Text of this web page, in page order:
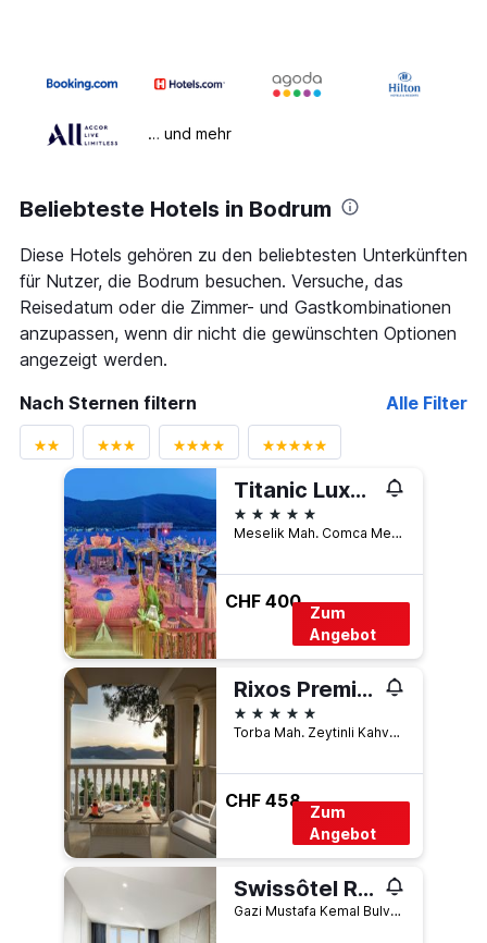
… und mehr
Beliebteste Hotels in Bodrum
Diese Hotels gehören zu den beliebtesten Unterkünften
für Nutzer, die Bodrum besuchen. Versuche, das
Reisedatum oder die Zimmer- und Gastkombinationen
anzupassen, wenn dir nicht die gewünschten Optionen
angezeigt werden.
Nach Sternen filtern
Alle Filter
Titanic Luxury Collection Bodrum
5 Sterne
Meselik Mah. Comca Mevkii Sok. No. 8, Bodrum, Türkei
CHF 400
Zum
Angebot
Rixos Premium Bodrum
5 Sterne
Torba Mah. Zeytinli Kahve Mevkii, P.K. 244, Bodrum, Türkei
CHF 458
Zum
Angebot
Swissôtel Resort Bodrum Beach
Gazi Mustafa Kemal Bulvari 42 Turgutreis Mahallesi, 42, Bodrum, Türkei